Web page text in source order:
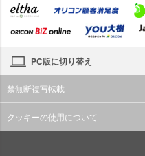
PC版に切り替え
禁無断複写転載
クッキーの使用について